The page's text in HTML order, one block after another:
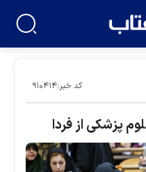
کد خبر:۹۱۰۴۱۴
پزشکی از فردا